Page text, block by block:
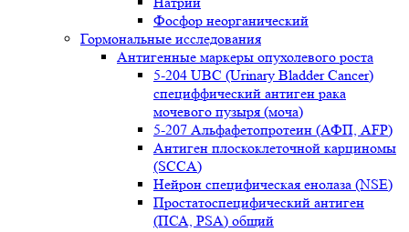
Фосфор неорганический
Гормональные исследования
Антигенные маркеры опухолевого роста
5-204 UBC (Urinary Bladder Cancer)
специффический антиген рака
мочевого пузыря (моча)
5-207 Альфафетопротеин (АФП, AFP)
Антиген плоскоклеточной карциномы
(SCCA)
Нейрон специфическая енолаза (NSE)
Простатоспецифический антиген
(ПСА, PSA) общий